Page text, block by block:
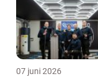
07 juni 2026